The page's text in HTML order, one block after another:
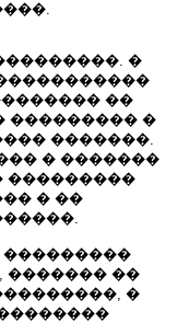
�
��
��������� �
�������.
� �������
���������
� ��
���������
������� ��
�